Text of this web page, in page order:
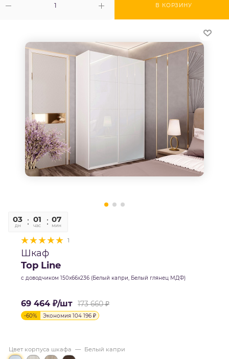
В КОРЗИНУ
03
дн
01
час
07
мин
1
Шкаф
Top Line
с доводчиком 150х66х236 (Белый капри, Белый глянец МДФ)
69 464 ₽/шт 173 660₽
-60% Экономия 104 196 ₽
Цвет корпуса шкафа — Белый капри